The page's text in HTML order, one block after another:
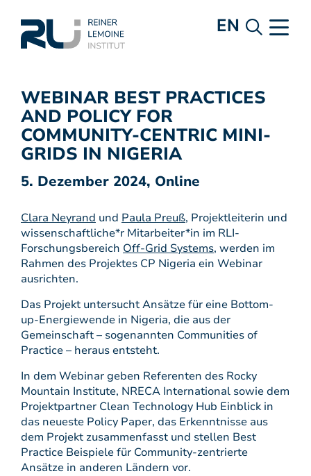
EN
WEBINAR BEST PRACTICES
AND POLICY FOR
COMMUNITY-CENTRIC MINI-
GRIDS IN NIGERIA
5. Dezember 2024, Online
Clara Neyrand und Paula Preuß, Projektleiterin und
wissenschaftliche*r Mitarbeiter*in im RLI-
Forschungsbereich Off-Grid Systems, werden im
Rahmen des Projektes CP Nigeria ein Webinar
ausrichten.
Das Projekt untersucht Ansätze für eine Bottom-
up-Energiewende in Nigeria, die aus der
Gemeinschaft – sogenannten Communities of
Practice – heraus entsteht.
In dem Webinar geben Referenten des Rocky
Mountain Institute, NRECA International sowie dem
Projektpartner Clean Technology Hub Einblick in
das neueste Policy Paper, das Erkenntnisse aus
dem Projekt zusammenfasst und stellen Best
Practice Beispiele für Community-zentrierte
Ansätze in anderen Ländern vor.